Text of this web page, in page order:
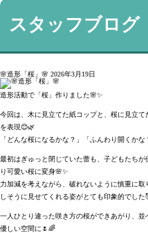
スタッフブログ
🌸造形「桜」🌸 2026年3月19日
造形活動で「桜」作りました🌸✨
今回は、木に見立てた紙コップと、桜に見立
を表現😊🌿
「どんな桜になるかな？」「ふんわり開くか
最初はぎゅっと閉じていた蕾も、子どもたち
り可愛い桜に変身🌸✨
力加減を考えながら、破れないように慎重に
しそうに見せてくれる姿がとても印象的でした
一人ひとり違った咲き方の桜ができあがり、
優しい空間に🌷🌈